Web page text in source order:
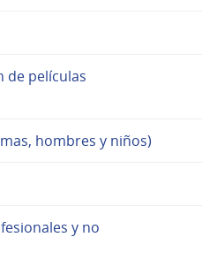
de películas
hombres y niños)
y no